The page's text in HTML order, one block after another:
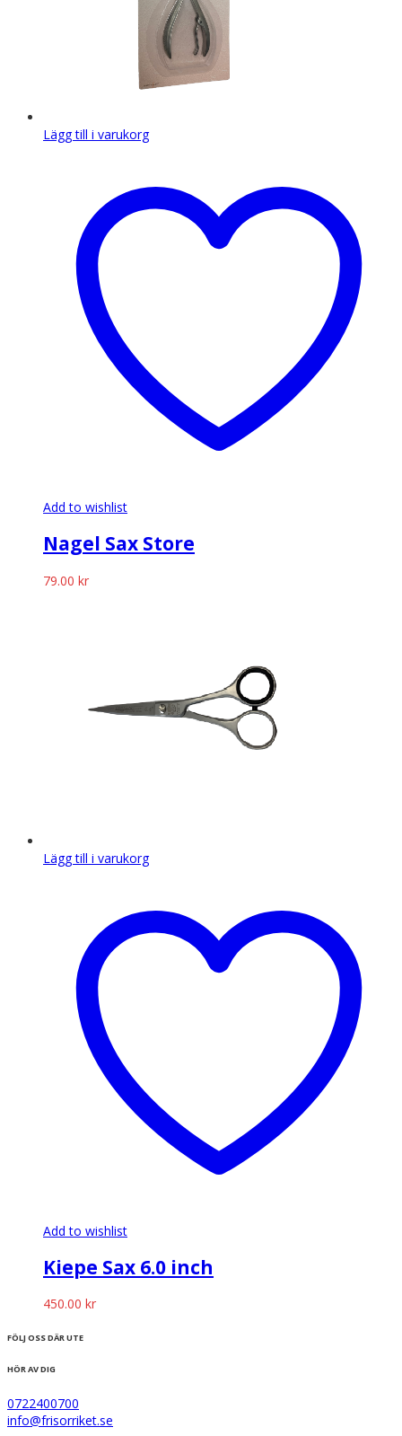
Lägg till i varukorg
Add to wishlist
Nagel Sax Store
79.00 kr
Lägg till i varukorg
Add to wishlist
Kiepe Sax 6.0 inch
450.00 kr
FÖLJ OSS DÄR UTE
HÖR AV DIG
0722400700
info@frisorriket.se